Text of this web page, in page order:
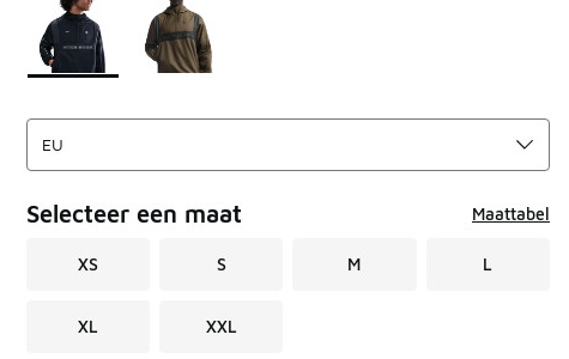
Selecteer een maat Maattabel
XS S M L
XL XXL